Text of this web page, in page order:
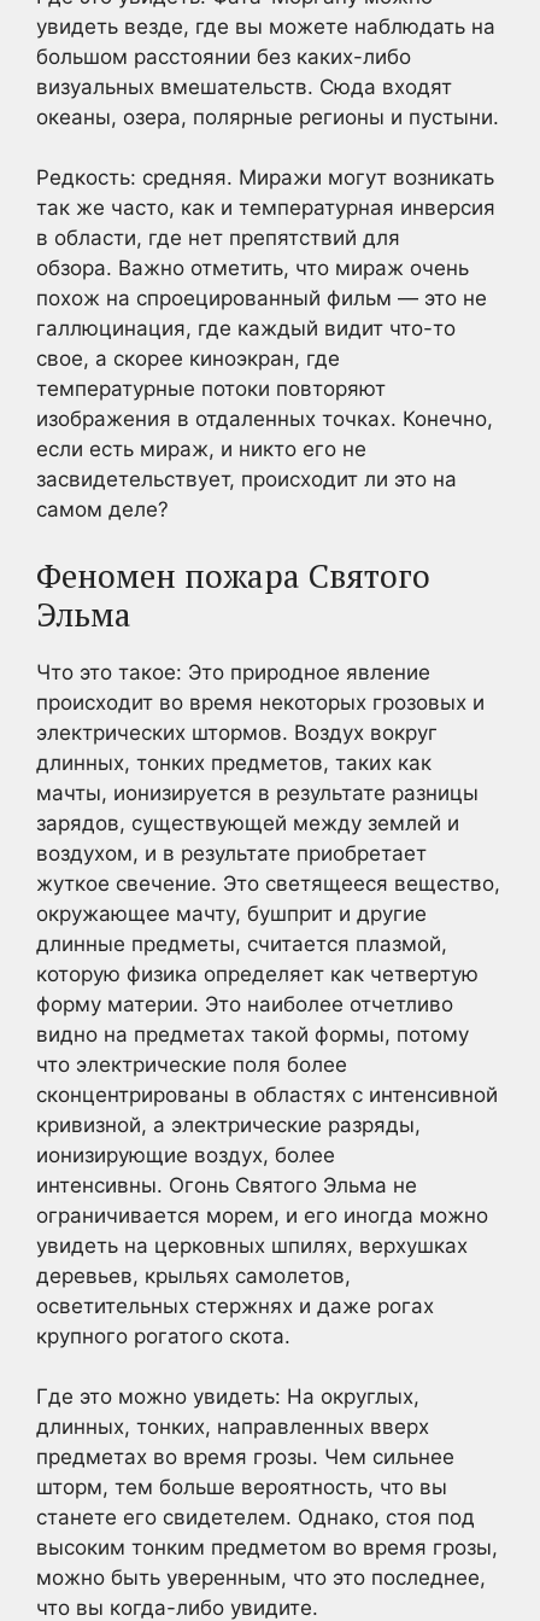
увидеть везде, где вы можете наблюдать на
большом расстоянии без каких-либо
визуальных вмешательств. Сюда входят
океаны, озера, полярные регионы и пустыни.
Редкость: средняя. Миражи могут возникать
так же часто, как и температурная инверсия
в области, где нет препятствий для
обзора. Важно отметить, что мираж очень
похож на спроецированный фильм — это не
галлюцинация, где каждый видит что-то
свое, а скорее киноэкран, где
температурные потоки повторяют
изображения в отдаленных точках. Конечно,
если есть мираж, и никто его не
засвидетельствует, происходит ли это на
самом деле?
Феномен пожара Святого
Эльма
Что это такое: Это природное явление
происходит во время некоторых грозовых и
электрических штормов. Воздух вокруг
длинных, тонких предметов, таких как
мачты, ионизируется в результате разницы
зарядов, существующей между землей и
воздухом, и в результате приобретает
жуткое свечение. Это светящееся вещество,
окружающее мачту, бушприт и другие
длинные предметы, считается плазмой,
которую физика определяет как четвертую
форму материи. Это наиболее отчетливо
видно на предметах такой формы, потому
что электрические поля более
сконцентрированы в областях с интенсивной
кривизной, а электрические разряды,
ионизирующие воздух, более
интенсивны. Огонь Святого Эльма не
ограничивается морем, и его иногда можно
увидеть на церковных шпилях, верхушках
деревьев, крыльях самолетов,
осветительных стержнях и даже рогах
крупного рогатого скота.
Где это можно увидеть: На округлых,
длинных, тонких, направленных вверх
предметах во время грозы. Чем сильнее
шторм, тем больше вероятность, что вы
станете его свидетелем. Однако, стоя под
высоким тонким предметом во время грозы,
можно быть уверенным, что это последнее,
что вы когда-либо увидите.